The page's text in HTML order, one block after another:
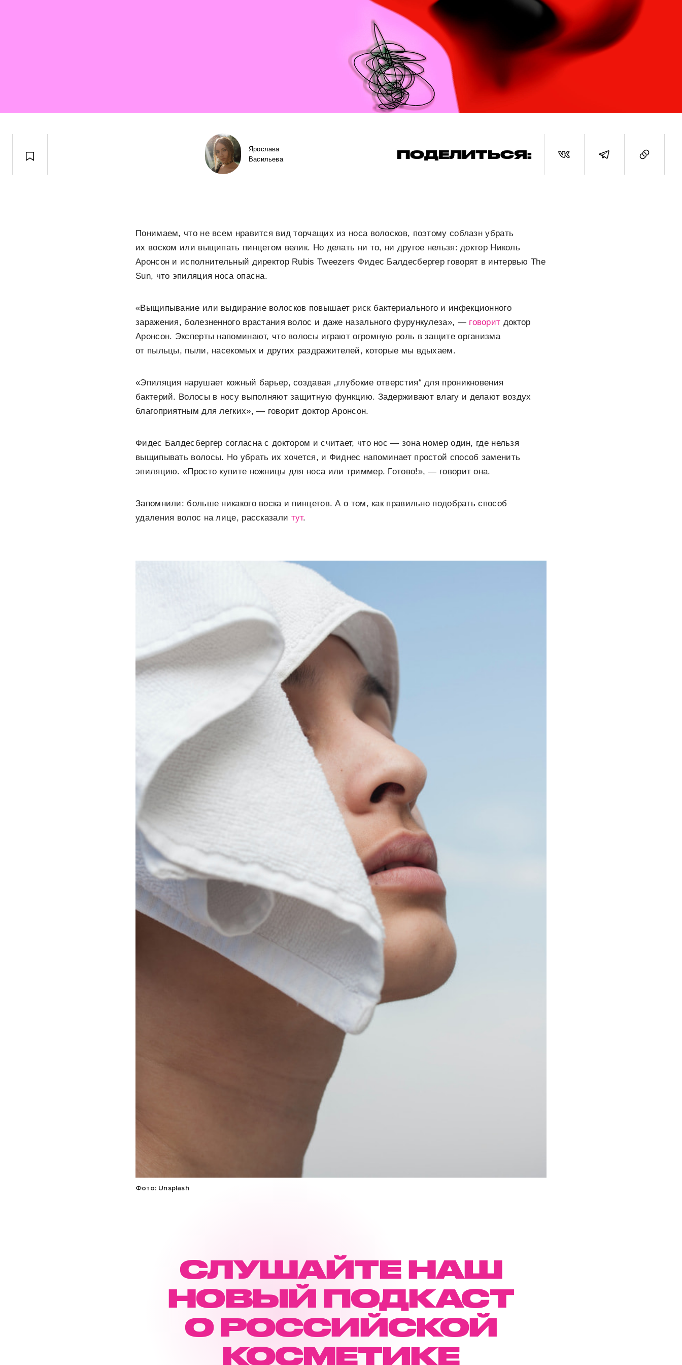
Ярослава
Васильева
ПОДЕЛИТЬСЯ:
Понимаем, что не всем нравится вид торчащих из носа волосков, поэтому соблазн убрать
их воском или выщипать пинцетом велик. Но делать ни то, ни другое нельзя: доктор Николь
Аронсон и исполнительный директор Rubis Tweezers Фидес Балдесбергер говорят в интервью The
Sun, что эпиляция носа опасна.
«Выщипывание или выдирание волосков повышает риск бактериального и инфекционного
заражения, болезненного врастания волос и даже назального фурункулеза», — говорит доктор
Аронсон. Эксперты напоминают, что волосы играют огромную роль в защите организма
от пыльцы, пыли, насекомых и других раздражителей, которые мы вдыхаем.
«Эпиляция нарушает кожный барьер, создавая „глубокие отверстия“ для проникновения
бактерий. Волосы в носу выполняют защитную функцию. Задерживают влагу и делают воздух
благоприятным для легких», — говорит доктор Аронсон.
Фидес Балдесбергер согласна с доктором и считает, что нос — зона номер один, где нельзя
выщипывать волосы. Но убрать их хочется, и Фиднес напоминает простой способ заменить
эпиляцию. «Просто купите ножницы для носа или триммер. Готово!», — говорит она.
Запомнили: больше никакого воска и пинцетов. А о том, как правильно подобрать способ
удаления волос на лице, рассказали тут.
Фото: Unsplash
СЛУШАЙТЕ НАШ
НОВЫЙ ПОДКАСТ
О РОССИЙСКОЙ
КОСМЕТИКЕ